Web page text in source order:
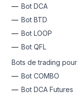
Bot DCA
Bot BTD
Bot LOOP
Bot QFL
Bots de trading
Bot COMBO
Bot DCA Futures